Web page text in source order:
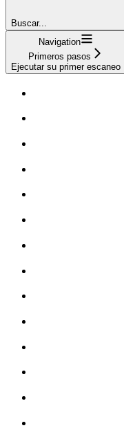
Buscar...
Navigation
Primeros pasos
Ejecutar su primer escaneo